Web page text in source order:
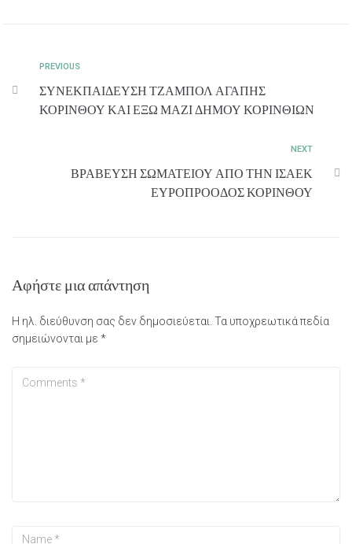
PREVIOUS
ΣΥΝΕΚΠΑΙΔΕΥΣΗ ΤΖΑΜΠΟΛ ΑΓΑΠΗΣ
ΚΟΡΙΝΘΟΥ ΚΑΙ ΕΞΩ ΜΑΖΙ ΔΗΜΟΥ ΚΟΡΙΝΘΙΩΝ
NEXT
ΒΡΑΒΕΥΣΗ ΣΩΜΑΤΕΙΟΥ ΑΠΟ ΤΗΝ ΙΣΑΕΚ
ΕΥΡΟΠΡΟΟΔΟΣ ΚΟΡΙΝΘΟΥ
Αφήστε μια απάντηση
Η ηλ. διεύθυνση σας δεν δημοσιεύεται. Τα υποχρεωτικά πεδία
σημειώνονται με *